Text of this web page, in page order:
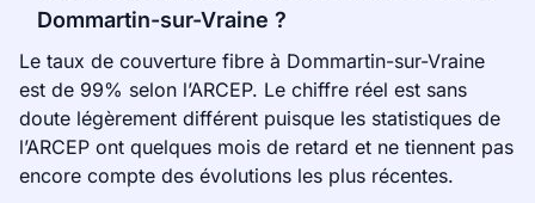
Dommartin-sur-Vraine ?
Le taux de couverture fibre à Dommartin-sur-Vraine
est de 99% selon l’ARCEP. Le chiffre réel est sans
doute légèrement différent puisque les statistiques de
l’ARCEP ont quelques mois de retard et ne tiennent pas
encore compte des évolutions les plus récentes.